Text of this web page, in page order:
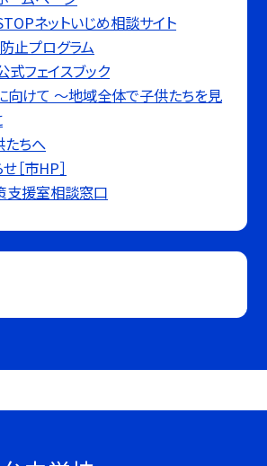
ネットいじめ相談サイト
止プログラム
フェイスブック
向けて 〜地域全体で子供たちを見
たちへ
［市HP］
支援室相談窓口